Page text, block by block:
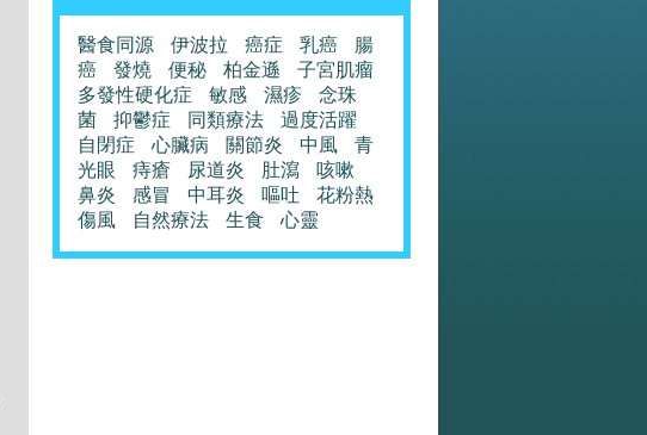
醫食同源 伊波拉 癌症 乳癌
腸
癌
發燒 便秘 柏金遜
子宮肌瘤
多發性硬化症
敏感 濕疹
念珠
菌
抑鬱症 同類療法
過度活躍
自閉症
心臟病 關節炎 中風
青
光眼
痔瘡 尿道炎 肚瀉
咳嗽
鼻炎
感冒 中耳炎 嘔吐
花粉熱
傷風
自然療法 生食 心靈